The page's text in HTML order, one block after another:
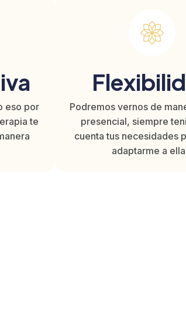
eso por
te
Podremos vernos de
presencial, siempre
cuenta tus necesidades
adaptarme a